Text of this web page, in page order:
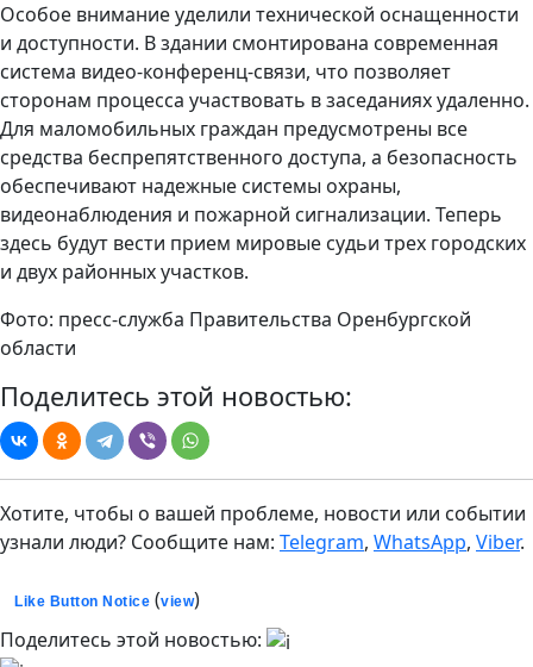
Особое внимание уделили технической оснащенности
и доступности. В здании смонтирована современная
система видео-конференц-связи, что позволяет
сторонам процесса участвовать в заседаниях удаленно.
Для маломобильных граждан предусмотрены все
средства беспрепятственного доступа, а безопасность
обеспечивают надежные системы охраны,
видеонаблюдения и пожарной сигнализации. Теперь
здесь будут вести прием мировые судьи трех городских
и двух районных участков.
Фото: пресс-служба Правительства Оренбургской
области
Поделитесь этой новостью:
Хотите, чтобы о вашей проблеме, новости или событии
узнали люди? Сообщите нам: Telegram, WhatsApp, Viber.
Like Button Notice (view)
Поделитесь этой новостью: